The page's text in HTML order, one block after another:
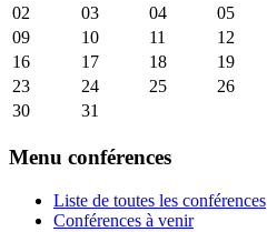
02
03 04 05
09
10 11 12
16
17 18 19
23
24 25 26
30
31
Menu conférences
Liste de toutes les conférences
Conférences à venir